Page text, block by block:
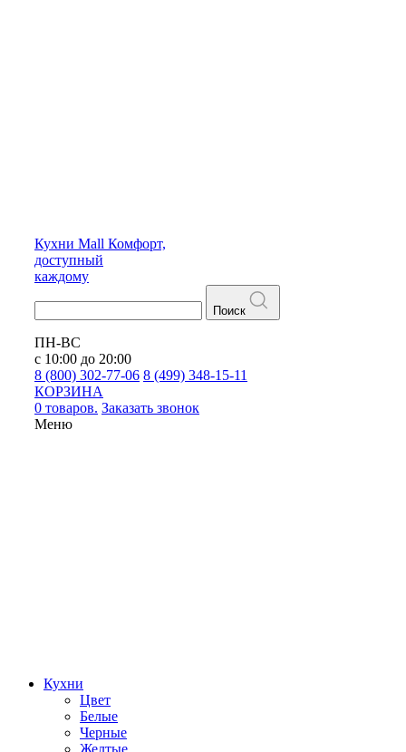
Кухни Mall Комфорт,
доступный
каждому
Поиск
ПН-ВС
с 10:00 до 20:00
8 (800) 302-77-06 8 (499) 348-15-11
КОРЗИНА
0 товаров. Заказать звонок
Меню
Кухни
Цвет
Белые
Черные
Желтые